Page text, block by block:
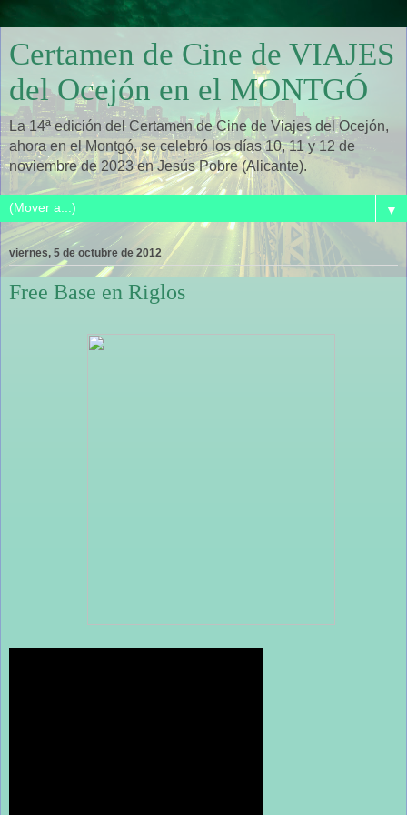
Certamen de Cine de VIAJES
del Ocejón en el MONTGÓ
La 14ª edición del Certamen de Cine de Viajes del Ocejón,
ahora en el Montgó, se celebró los días 10, 11 y 12 de
noviembre de 2023 en Jesús Pobre (Alicante).
▼
viernes, 5 de octubre de 2012
Free Base en Riglos